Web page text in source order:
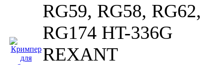
RG59, RG58, RG62,
RG174 HT-336G
REXANT